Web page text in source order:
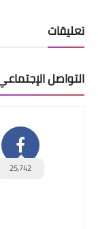
تعليقات
التواصل
25,742